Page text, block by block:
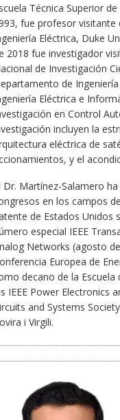
Técnica Superior
fue profesor
Eléctrica, Duke
2018 fue investigador
de Investigación
de
Eléctrica e
en Control
incluyen la
eléctrica de
y el
Dr. Martínez-Salamero
en los campos
de Estados Unidos
especial IEEE
Networks (agosto
Europea de
decano de la Escuela
IEEE Power Electronics
and Systems
i Virgili.